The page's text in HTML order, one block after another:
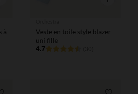
à
Veste en toile style blazer
uni fille
4.7